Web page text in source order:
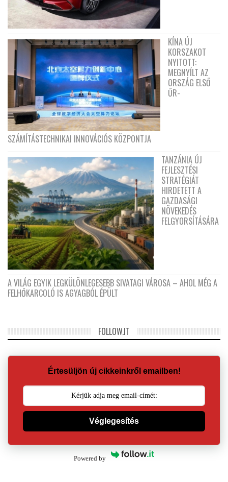
KÍNA ÚJ
KORSZAKOT
NYITOTT:
MEGNYÍLT AZ
ORSZÁG ELSŐ
ŰR-
SZÁMÍTÁSTECHNIKAI INNOVÁCIÓS KÖZPONTJA
TANZÁNIA ÚJ
FEJLESZTÉSI
STRATÉGIÁT
HIRDETETT A
GAZDASÁGI
NÖVEKEDÉS
FELGYORSÍTÁSÁRA
A VILÁG EGYIK LEGKÜLÖNLEGESEBB SIVATAGI VÁROSA – AHOL MÉG A
FELHŐKARCOLÓ IS AGYAGBÓL ÉPÜLT
FOLLOW.IT
Értesüljön új cikkeinkről emailben!
Véglegesítés
Powered by